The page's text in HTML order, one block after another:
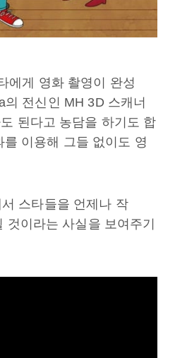
에게 영화 촬영이 완성
전신인 MH 3D 스캐너
된다고 농담을 하기도 합
이용해 그들 없이도 영
스타들을 언제나 작
이라는 사실을 보여주기